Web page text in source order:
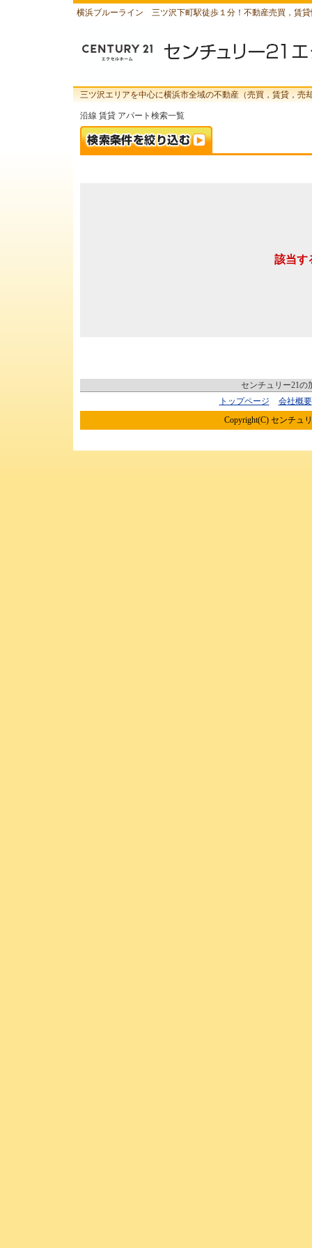
横浜ブルーライン 三ツ沢下町駅徒歩１分！不動産売買，賃
三ツ沢エリアを中心に横浜市全域の不動産（売買，賃貸，
沿線 賃貸 アパート検索一覧
該当す
センチュリー21の
トップページ
会社概要
Copyright(C) センチュ